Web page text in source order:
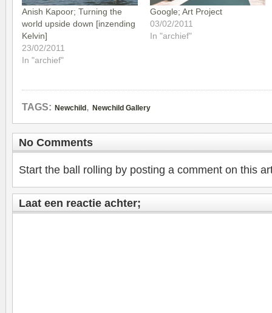
Anish Kapoor; Turning the
world upside down [inzending
Kelvin]
23/02/2011
In "archief"
Google; Art Project
03/02/2011
In "archief"
TAGS: Newchild, Newchild Gallery
No Comments
Start the ball rolling by posting a comment on this
Laat een reactie achter;